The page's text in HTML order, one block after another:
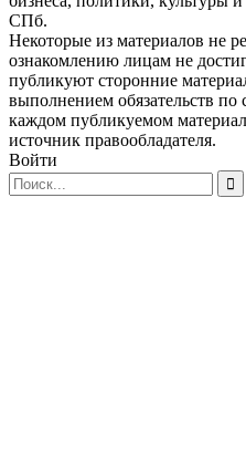
СПб.
Некоторые из материалов не
ознакомлению лицам не
публикуют сторонние
выполнением обязательств
каждом публикуемом
источник правообладателя.
Войти